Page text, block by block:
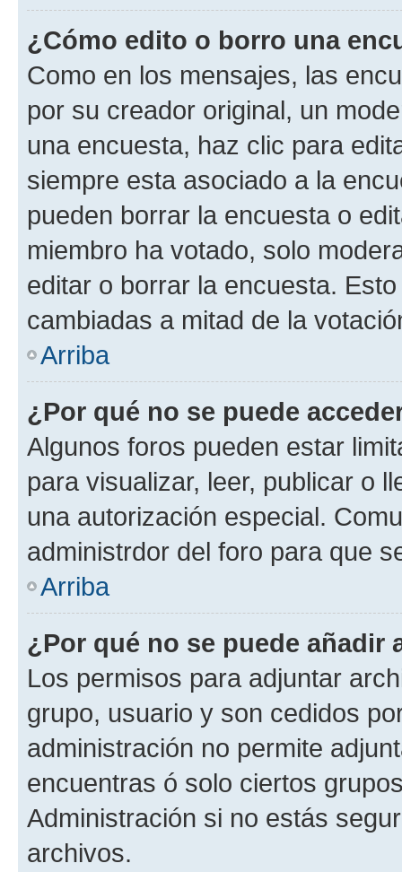
¿Cómo edito o borro una
Como en los mensajes, las
por su creador original, un
una encuesta, haz clic para
siempre esta asociado a la
pueden borrar la encuesta o
miembro ha votado, solo
editar o borrar la encuesta.
cambiadas a mitad de la
Arriba
¿Por qué no se puede
Algunos foros pueden estar
para visualizar, leer, publicar o
una autorización especial.
administrdor del foro para que
Arriba
¿Por qué no se puede añadir
Los permisos para adjuntar
grupo, usuario y son cedidos
administración no permite
encuentras ó solo ciertos
Administración si no estás
archivos.